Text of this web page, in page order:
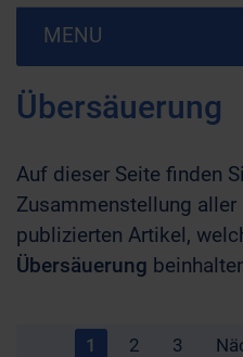
MENU
Übersäuerung
Auf dieser Seite finden
Zusammenstellung aller
publizierten Artikel,
Übersäuerung
1 2 3